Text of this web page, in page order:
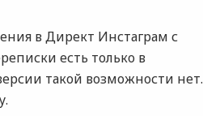
в Директ Инстаграм с
есть только в
такой возможности нет.